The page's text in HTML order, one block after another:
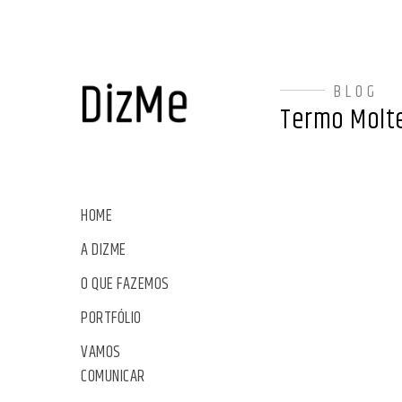
HOME
A DIZME
O QUE FAZEMOS
PORTFÓLIO
VAMOS
COMUNICAR
BLOG
Termo